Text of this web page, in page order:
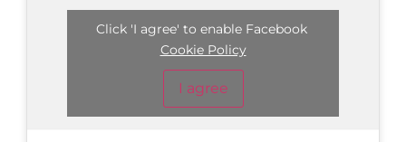
Click 'I agree' to enable Facebook
Cookie Policy
I agree